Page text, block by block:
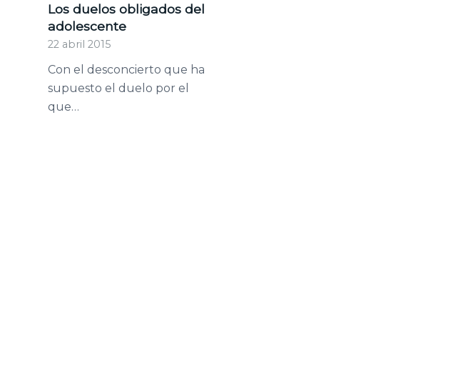
Los duelos obligados del
adolescente
22 abril 2015
Con el desconcierto que ha
supuesto el duelo por el
que…